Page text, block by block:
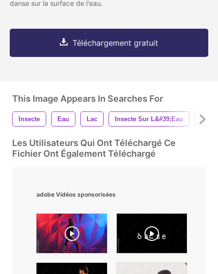
danse sur la surface de l'eau.
Téléchargement gratuit
This Image Appears In Searches For
Insecte Eau Lac Insecte Sur L&#39;eau
Les Utilisateurs Qui Ont Téléchargé Ce
Fichier Ont Également Téléchargé
adobe Vidéos sponsorisées